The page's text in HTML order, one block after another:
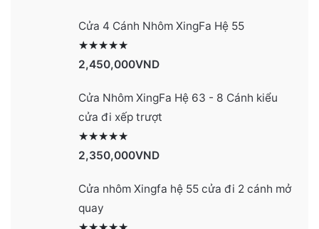
Cửa 4 Cánh Nhôm XingFa Hệ 55
2,450,000VND
Cửa Nhôm XingFa Hệ 63 - 8 Cánh kiểu
cửa đi xếp trượt
2,350,000VND
Cửa nhôm Xingfa hệ 55 cửa đi 2 cánh mở
quay